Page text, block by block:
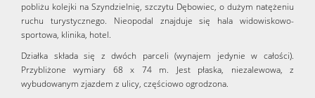
pobliżu kolejki na Szyndzielnię, szczytu Dębowiec, o dużym natężeniu
ruchu turystycznego. Nieopodal znajduje się hala widowiskowo-
sportowa, klinika, hotel.
Działka składa się z dwóch parceli (wynajem jedynie w całości).
Przybliżone wymiary 68 x 74 m. Jest płaska, niezalewowa, z
wybudowanym zjazdem z ulicy, częściowo ogrodzona.